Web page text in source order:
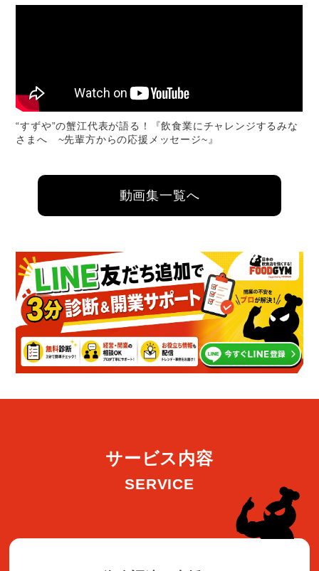
“すずや”の蟹江代表が語る！『飲食業にチャレンジするみな
さまへ ~先輩方からの応援メッセージ~』
動画集一覧へ
サービス内容
SERVICE